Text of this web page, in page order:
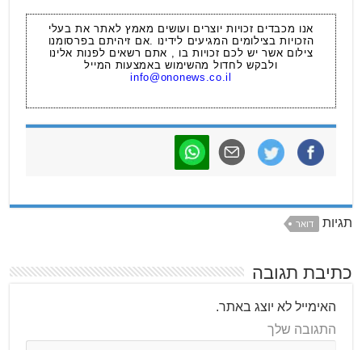
אנו מכבדים זכויות יוצרים ועושים מאמץ לאתר את בעלי
הזכויות בצילומים המגיעים לידינו .אם זיהיתם בפרסומנו
צילום אשר יש לכם זכויות בו , אתם רשאים לפנות אלינו
ולבקש לחדול מהשימוש באמצעות המייל
info@ononews.co.il
תגיות דואר
כתיבת תגובה
האימייל לא יוצג באתר.
התגובה שלך